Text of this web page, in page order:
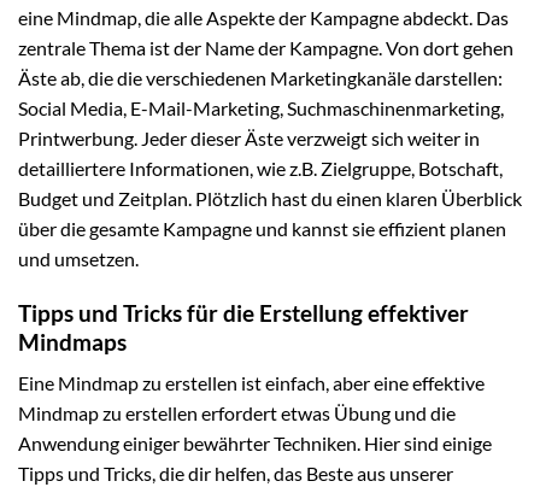
eine Mindmap, die alle Aspekte der Kampagne abdeckt. Das
zentrale Thema ist der Name der Kampagne. Von dort gehen
Äste ab, die die verschiedenen Marketingkanäle darstellen:
Social Media, E-Mail-Marketing, Suchmaschinenmarketing,
Printwerbung. Jeder dieser Äste verzweigt sich weiter in
detailliertere Informationen, wie z.B. Zielgruppe, Botschaft,
Budget und Zeitplan. Plötzlich hast du einen klaren Überblick
über die gesamte Kampagne und kannst sie effizient planen
und umsetzen.
Tipps und Tricks für die Erstellung effektiver
Mindmaps
Eine Mindmap zu erstellen ist einfach, aber eine effektive
Mindmap zu erstellen erfordert etwas Übung und die
Anwendung einiger bewährter Techniken. Hier sind einige
Tipps und Tricks, die dir helfen, das Beste aus unserer